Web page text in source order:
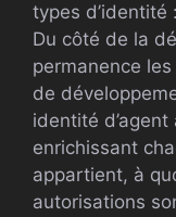
types d’identité
Du côté de la
permanence
de
identité
enrichissant
appartient, à
autorisations